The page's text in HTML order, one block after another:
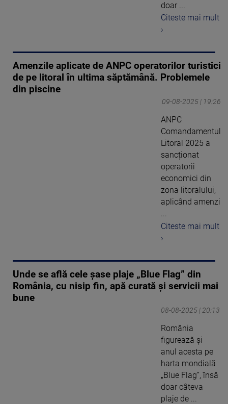
doar ...
Citeste mai mult
›
Amenzile aplicate de ANPC operatorilor turistici
de pe litoral în ultima săptămână. Problemele
din piscine
09-08-2025 | 19:26
ANPC
Comandamentul
Litoral 2025 a
sancționat
operatorii
economici din
zona litoralului,
aplicând amenzi
...
Citeste mai mult
›
Unde se află cele șase plaje „Blue Flag” din
România, cu nisip fin, apă curată și servicii mai
bune
08-08-2025 | 20:13
România
figurează și
anul acesta pe
harta mondială
„Blue Flag”, însă
doar câteva
plaje de ...